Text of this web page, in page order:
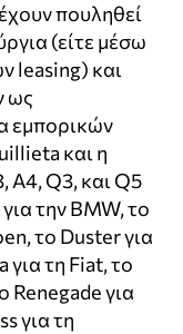
πουληθεί
(είτε μέσω
leasing) και
ως
εμπορικών
και η
Α4, Q3, και Q5
την BMW, το
το Duster για
για τη Fiat, το
Renegade για
για τη